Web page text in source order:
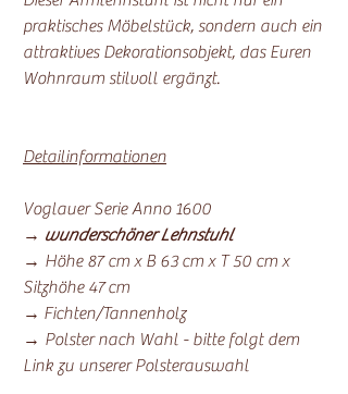
praktisches Möbelstück, sondern auch ein
attraktives Dekorationsobjekt, das Euren
Wohnraum stilvoll ergänzt.
Detailinformationen
Voglauer Serie Anno 1600
→ wunderschöner Lehnstuhl
→ Höhe 87 cm x B 63 cm x T 50 cm x
Sitzhöhe 47 cm
→ Fichten/Tannenholz
→ Polster nach Wahl - bitte folgt dem
Link zu unserer Polsterauswahl